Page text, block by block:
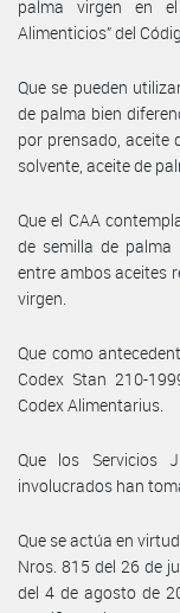
palma virgen en
Alimenticios” del
Que se pueden
de palma bien
por prensado, aceite
solvente, aceite de
Que el CAA
de semilla de
entre ambos aceites
virgen.
Que como
Codex Stan 210-
Codex Alimentarius.
Que los Servicios
involucrados han
Que se actúa en
Nros. 815 del 26 de
del 4 de agosto de